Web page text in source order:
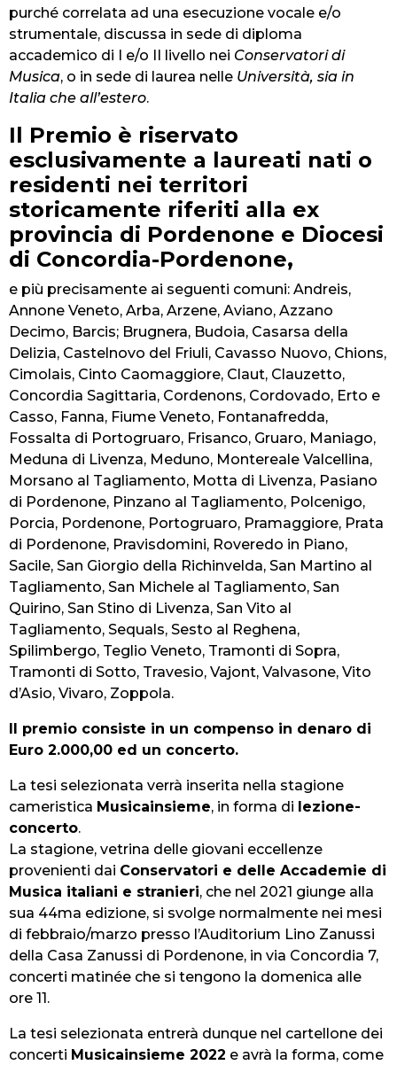
purché correlata ad una esecuzione vocale e/o
strumentale, discussa in sede di diploma
accademico di I e/o II livello nei Conservatori di
Musica, o in sede di laurea nelle Università, sia in
Italia che all’estero.
Il Premio è riservato
esclusivamente a laureati nati o
residenti nei territori
storicamente riferiti alla ex
provincia di Pordenone e Diocesi
di Concordia-Pordenone,
e più precisamente ai seguenti comuni: Andreis,
Annone Veneto, Arba, Arzene, Aviano, Azzano
Decimo, Barcis; Brugnera, Budoia, Casarsa della
Delizia, Castelnovo del Friuli, Cavasso Nuovo, Chions,
Cimolais, Cinto Caomaggiore, Claut, Clauzetto,
Concordia Sagittaria, Cordenons, Cordovado, Erto e
Casso, Fanna, Fiume Veneto, Fontanafredda,
Fossalta di Portogruaro, Frisanco, Gruaro, Maniago,
Meduna di Livenza, Meduno, Montereale Valcellina,
Morsano al Tagliamento, Motta di Livenza, Pasiano
di Pordenone, Pinzano al Tagliamento, Polcenigo,
Porcia, Pordenone, Portogruaro, Pramaggiore, Prata
di Pordenone, Pravisdomini, Roveredo in Piano,
Sacile, San Giorgio della Richinvelda, San Martino al
Tagliamento, San Michele al Tagliamento, San
Quirino, San Stino di Livenza, San Vito al
Tagliamento, Sequals, Sesto al Reghena,
Spilimbergo, Teglio Veneto, Tramonti di Sopra,
Tramonti di Sotto, Travesio, Vajont, Valvasone, Vito
d’Asio, Vivaro, Zoppola.
Il premio consiste in un compenso in denaro di
Euro 2.000,00 ed un concerto.
La tesi selezionata verrà inserita nella stagione
cameristica Musicainsieme, in forma di lezione-
concerto.
La stagione, vetrina delle giovani eccellenze
provenienti dai Conservatori e delle Accademie di
Musica italiani e stranieri, che nel 2021 giunge alla
sua 44ma edizione, si svolge normalmente nei mesi
di febbraio/marzo presso l’Auditorium Lino Zanussi
della Casa Zanussi di Pordenone, in via Concordia 7,
concerti matinée che si tengono la domenica alle
ore 11.
La tesi selezionata entrerà dunque nel cartellone dei
concerti Musicainsieme 2022 e avrà la forma, come